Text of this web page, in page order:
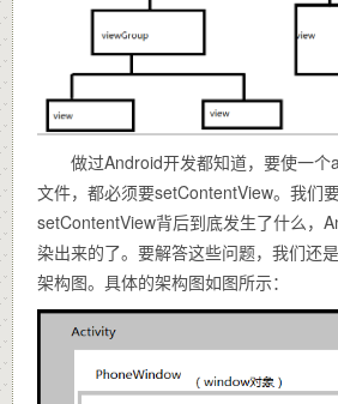
做过Android开发都知道，要使一个
文件，都必须要setContentView。我们
setContentView背后到底发生了什么，
染出来的了。要解答这些问题，我们还
架构图。具体的架构图如图所示：